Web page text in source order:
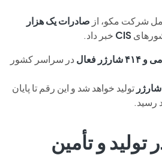
شرکت مکو، از صادرات یک هزار
CIS خبر داد.
در سراسر کشور
تولید خواهد شد و این رقم تا پایان
رسید.
تولید و تأمین